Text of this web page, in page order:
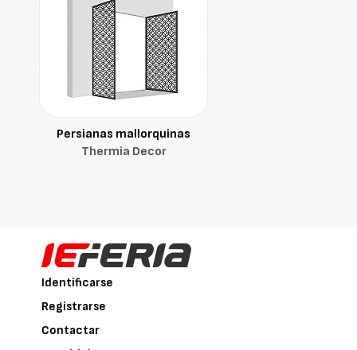
Persianas mallorquinas
Thermia Decor
Identificarse
Registrarse
Contactar